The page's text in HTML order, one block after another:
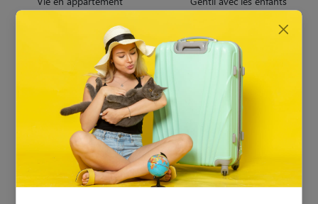
Voyage Premier chien